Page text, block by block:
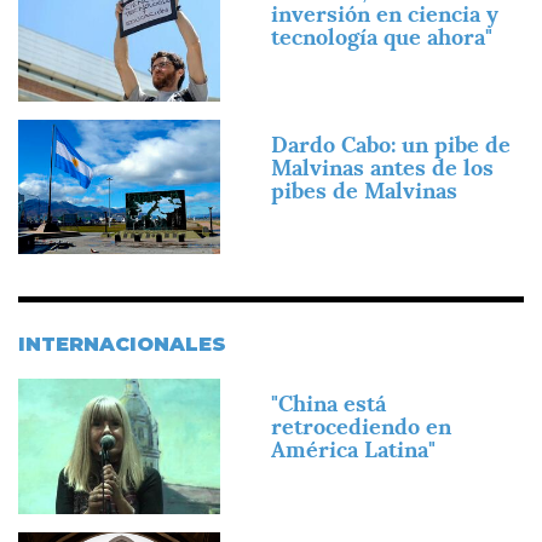
inversión en ciencia y
tecnología que ahora"
Imagen
Dardo Cabo: un pibe de
Malvinas antes de los
pibes de Malvinas
INTERNACIONALES
"China está
retrocediendo en
América Latina"